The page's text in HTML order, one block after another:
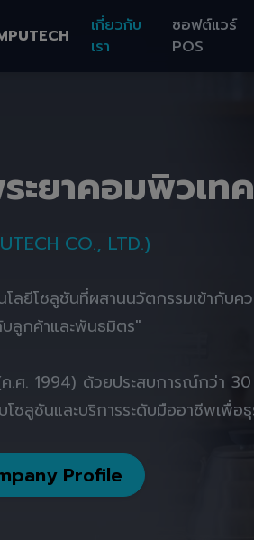
เกี่ยวกับ
เรา
ซอฟต์แวร์
POS
ะยาคอมพิวเท
CO., LTD.)
โลยีโซลูชันที่ผสานนวัตกรรมเข้ากับค
บลูกค้าและพันธมิตร"
ศ. 1994) ด้วยประสบการณ์กว่า 30
โซลูชันและบริการระดับมืออาชีพเพื่
Profile